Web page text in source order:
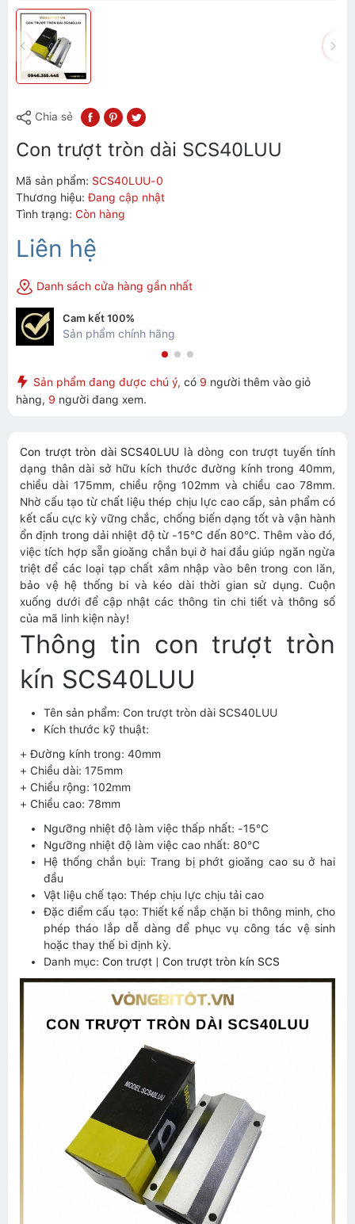
Chia sẻ
Con trượt tròn dài SCS40LUU
Mã sản phẩm: SCS40LUU-0
Thương hiệu: Đang cập nhật
Tình trạng: Còn hàng
Liên hệ
Danh sách cửa hàng gần nhất
Cam kết 100%
Sản phẩm chính hãng
Sản phẩm đang được chú ý, có 9 người thêm vào giỏ
hàng, 9 người đang xem.
Con trượt tròn dài SCS40LUU là dòng con trượt tuyến tính
dạng thân dài sở hữu kích thước đường kính trong 40mm,
chiều dài 175mm, chiều rộng 102mm và chiều cao 78mm.
Nhờ cấu tạo từ chất liệu thép chịu lực cao cấp, sản phẩm có
kết cấu cực kỳ vững chắc, chống biến dạng tốt và vận hành
ổn định trong dải nhiệt độ từ -15°C đến 80°C. Thêm vào đó,
việc tích hợp sẵn gioăng chắn bụi ở hai đầu giúp ngăn ngừa
triệt để các loại tạp chất xâm nhập vào bên trong con lăn,
bảo vệ hệ thống bi và kéo dài thời gian sử dụng. Cuộn
xuống dưới để cập nhật các thông tin chi tiết và thông số
của mã linh kiện này!
Thông tin con trượt tròn
kín SCS40LUU
Tên sản phẩm: Con trượt tròn dài SCS40LUU
Kích thước kỹ thuật:
+ Đường kính trong: 40mm
+ Chiều dài: 175mm
+ Chiều rộng: 102mm
+ Chiều cao: 78mm
Ngưỡng nhiệt độ làm việc thấp nhất: -15°C
Ngưỡng nhiệt độ làm việc cao nhất: 80°C
Hệ thống chắn bụi: Trang bị phớt gioăng cao su ở hai
đầu
Vật liệu chế tạo: Thép chịu lực chịu tải cao
Đặc điểm cấu tạo: Thiết kế nắp chặn bi thông minh, cho
phép tháo lắp dễ dàng để phục vụ công tác vệ sinh
hoặc thay thế bi định kỳ.
Danh mục: Con trượt | Con trượt tròn kín SCS